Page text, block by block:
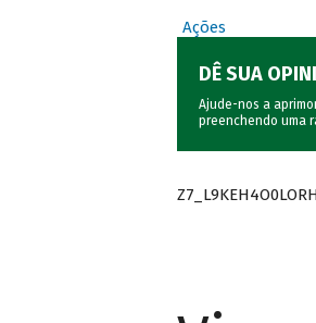
Ações
DÊ SUA
Ajude-nos a
preenchendo uma